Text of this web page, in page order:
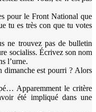
pour le Front National que
tu es très con que tu votes
ne trouvez pas de bulletin
socialiss. Écrivez son nom
l’urne.
est pourri ? Alors
Apparemment le critère
été impliqué dans une